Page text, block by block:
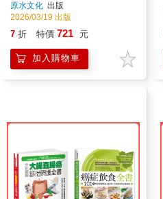
套書(共2本)：糖尿病緩解心
法+枯樹開花 預約人生下半
場無病的身心靈幸福
原水文化 出版
2026/03/19 出版
7 折 特價 721 元
加入購物車